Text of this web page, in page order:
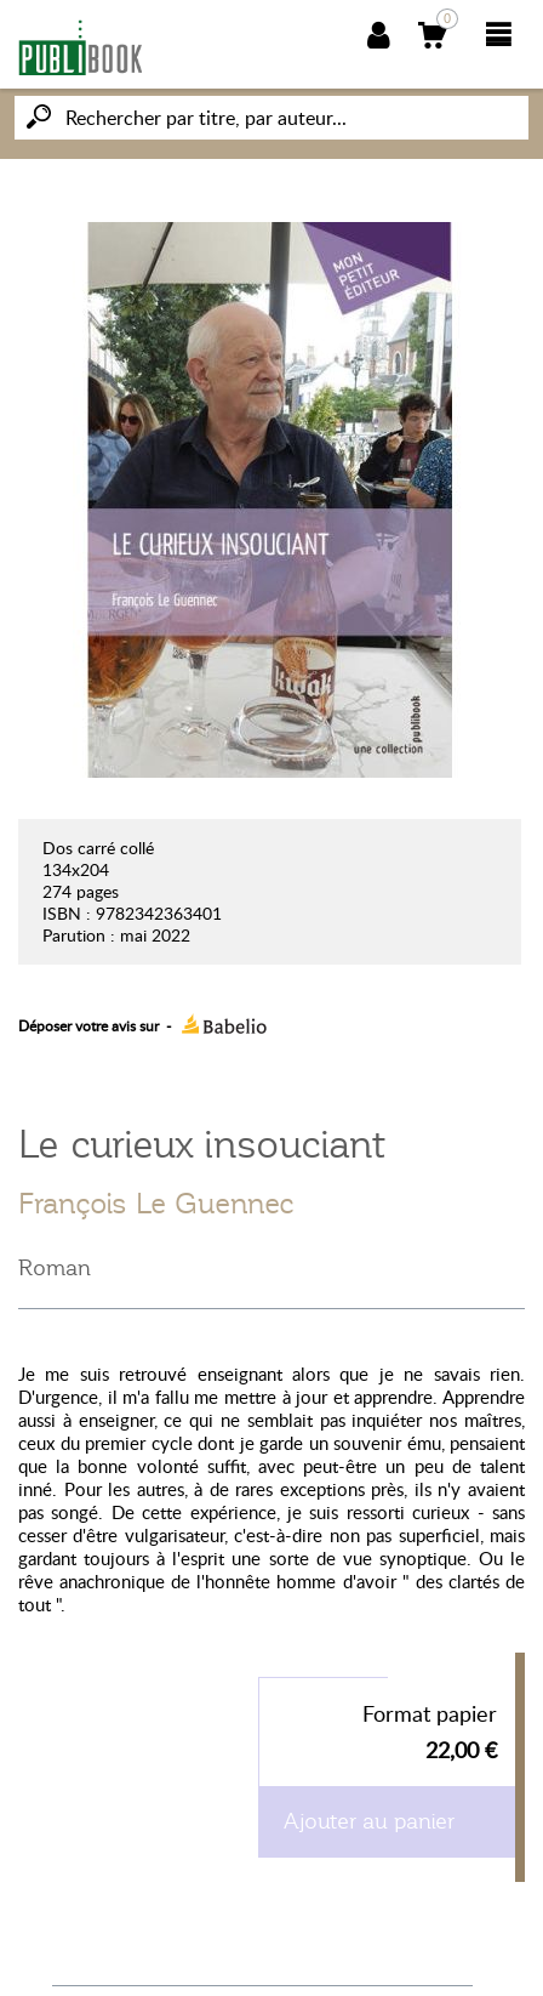
0
NOUVEAUTÉS
PUBLIBOOK
SOCIÉTÉ DES ÉCRIVAINS
CONNAISSANCES ET SAVOIRS
MON PETIT ÉDITEUR
Dos carré collé
134x204
274 pages
ISBN : 9782342363401
Parution : mai 2022
Déposer votre avis sur -
Le curieux insouciant
François Le Guennec
Roman
Je me suis retrouvé enseignant alors que je ne savais rien.
D'urgence, il m'a fallu me mettre à jour et apprendre. Apprendre
aussi à enseigner, ce qui ne semblait pas inquiéter nos maîtres,
ceux du premier cycle dont je garde un souvenir ému, pensaient
que la bonne volonté suffit, avec peut-être un peu de talent
inné. Pour les autres, à de rares exceptions près, ils n'y avaient
pas songé. De cette expérience, je suis ressorti curieux - sans
cesser d'être vulgarisateur, c'est-à-dire non pas superficiel, mais
gardant toujours à l'esprit une sorte de vue synoptique. Ou le
rêve anachronique de l'honnête homme d'avoir " des clartés de
tout ".
Format papier
22,00 €
Ajouter au panier